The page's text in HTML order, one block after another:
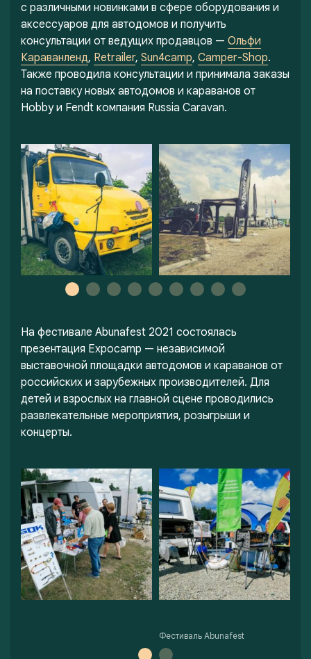
с различными новинками в сфере оборудования и
аксессуаров для автодомов и получить
консультации от ведущих продавцов — Ольфи
Караванленд, Retrailer, Sun4camp, Camper-Shop.
Также проводила консультации и принимала заказы
на поставку новых автодомов и караванов от
Hobby и Fendt компания Russia Caravan.
На фестивале Abunafest 2021 состоялась
презентация Expocamp — независимой
выставочной площадки автодомов и караванов от
российских и зарубежных производителей. Для
детей и взрослых на главной сцене проводились
развлекательные мероприятия, розыгрыши и
концерты.
Фестиваль Abunafest